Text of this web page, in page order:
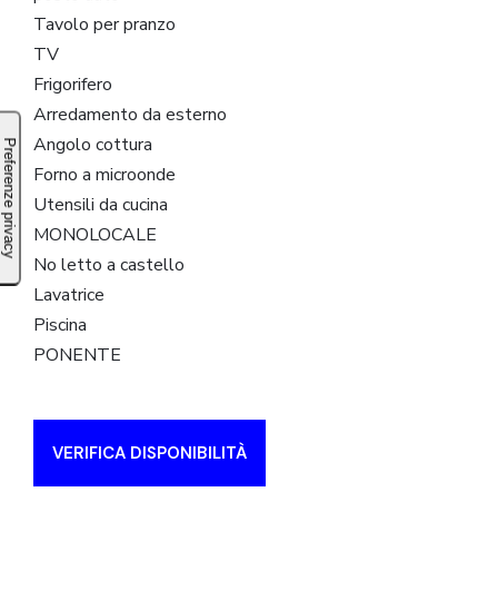
Tavolo per pranzo
TV
Frigorifero
Arredamento da esterno
Angolo cottura
Forno a microonde
Utensili da cucina
MONOLOCALE
No letto a castello
Lavatrice
Piscina
PONENTE
VERIFICA DISPONIBILITÀ